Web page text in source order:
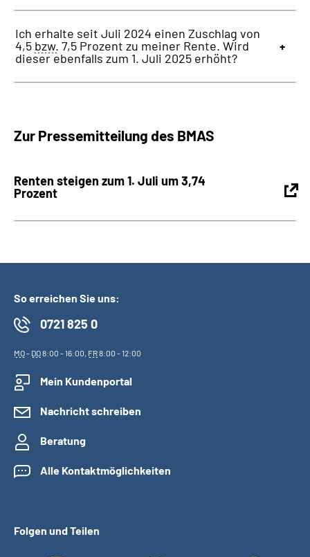
Ich erhalte seit Juli 2024 einen Zuschlag von
4,5 bzw. 7,5 Prozent zu meiner Rente. Wird
dieser ebenfalls zum 1. Juli 2025 erhöht?
Zur Pressemitteilung des BMAS
Renten steigen zum1. Juli um3,74
Prozent
So erreichen Sie uns:
0721 825 0
MO- DO8:00 - 16:00, FR8:00 - 12:00
Mein Kundenportal
Nachricht schreiben
Beratung
Alle Kontaktmöglichkeiten
Folgen und Teilen